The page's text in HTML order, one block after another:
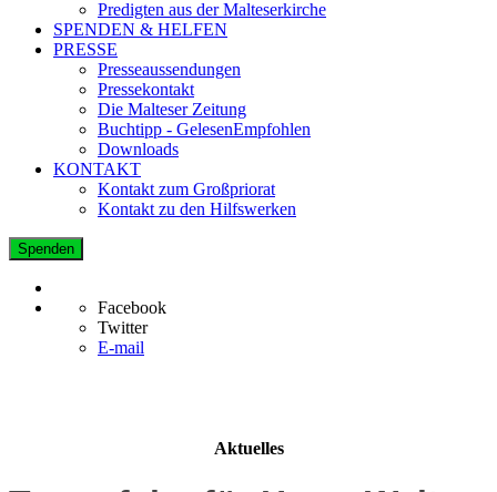
Predigten aus der Malteserkirche
SPENDEN & HELFEN
PRESSE
Presseaussendungen
Pressekontakt
Die Malteser Zeitung
Buchtipp - GelesenEmpfohlen
Downloads
KONTAKT
Kontakt zum Großpriorat
Kontakt zu den Hilfswerken
Spenden
Facebook
Twitter
E-mail
Aktuelles